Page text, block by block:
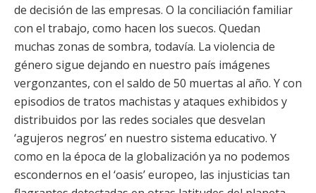
de decisión de las empresas. O la conciliación familiar
con el trabajo, como hacen los suecos. Quedan
muchas zonas de sombra, todavía. La violencia de
género sigue dejando en nuestro país imágenes
vergonzantes, con el saldo de 50 muertas al año. Y con
episodios de tratos machistas y ataques exhibidos y
distribuidos por las redes sociales que desvelan
‘agujeros negros’ en nuestro sistema educativo. Y
como en la época de la globalización ya no podemos
escondernos en el ‘oasis’ europeo, las injusticias tan